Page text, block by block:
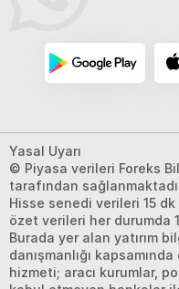
Yasal Uyarı
© Piyasa verileri Foreks
tarafından
Hisse senedi verileri 15
özet verileri her durumda
Burada yer alan yatırım
danışmanlığı kapsamında
hizmeti; aracı kurumlar,